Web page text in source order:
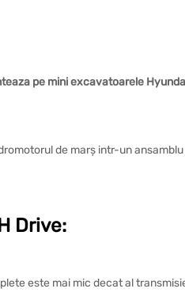
pe mini excavatoarele
de marș intr-un
Drive:
este mai mic decat al